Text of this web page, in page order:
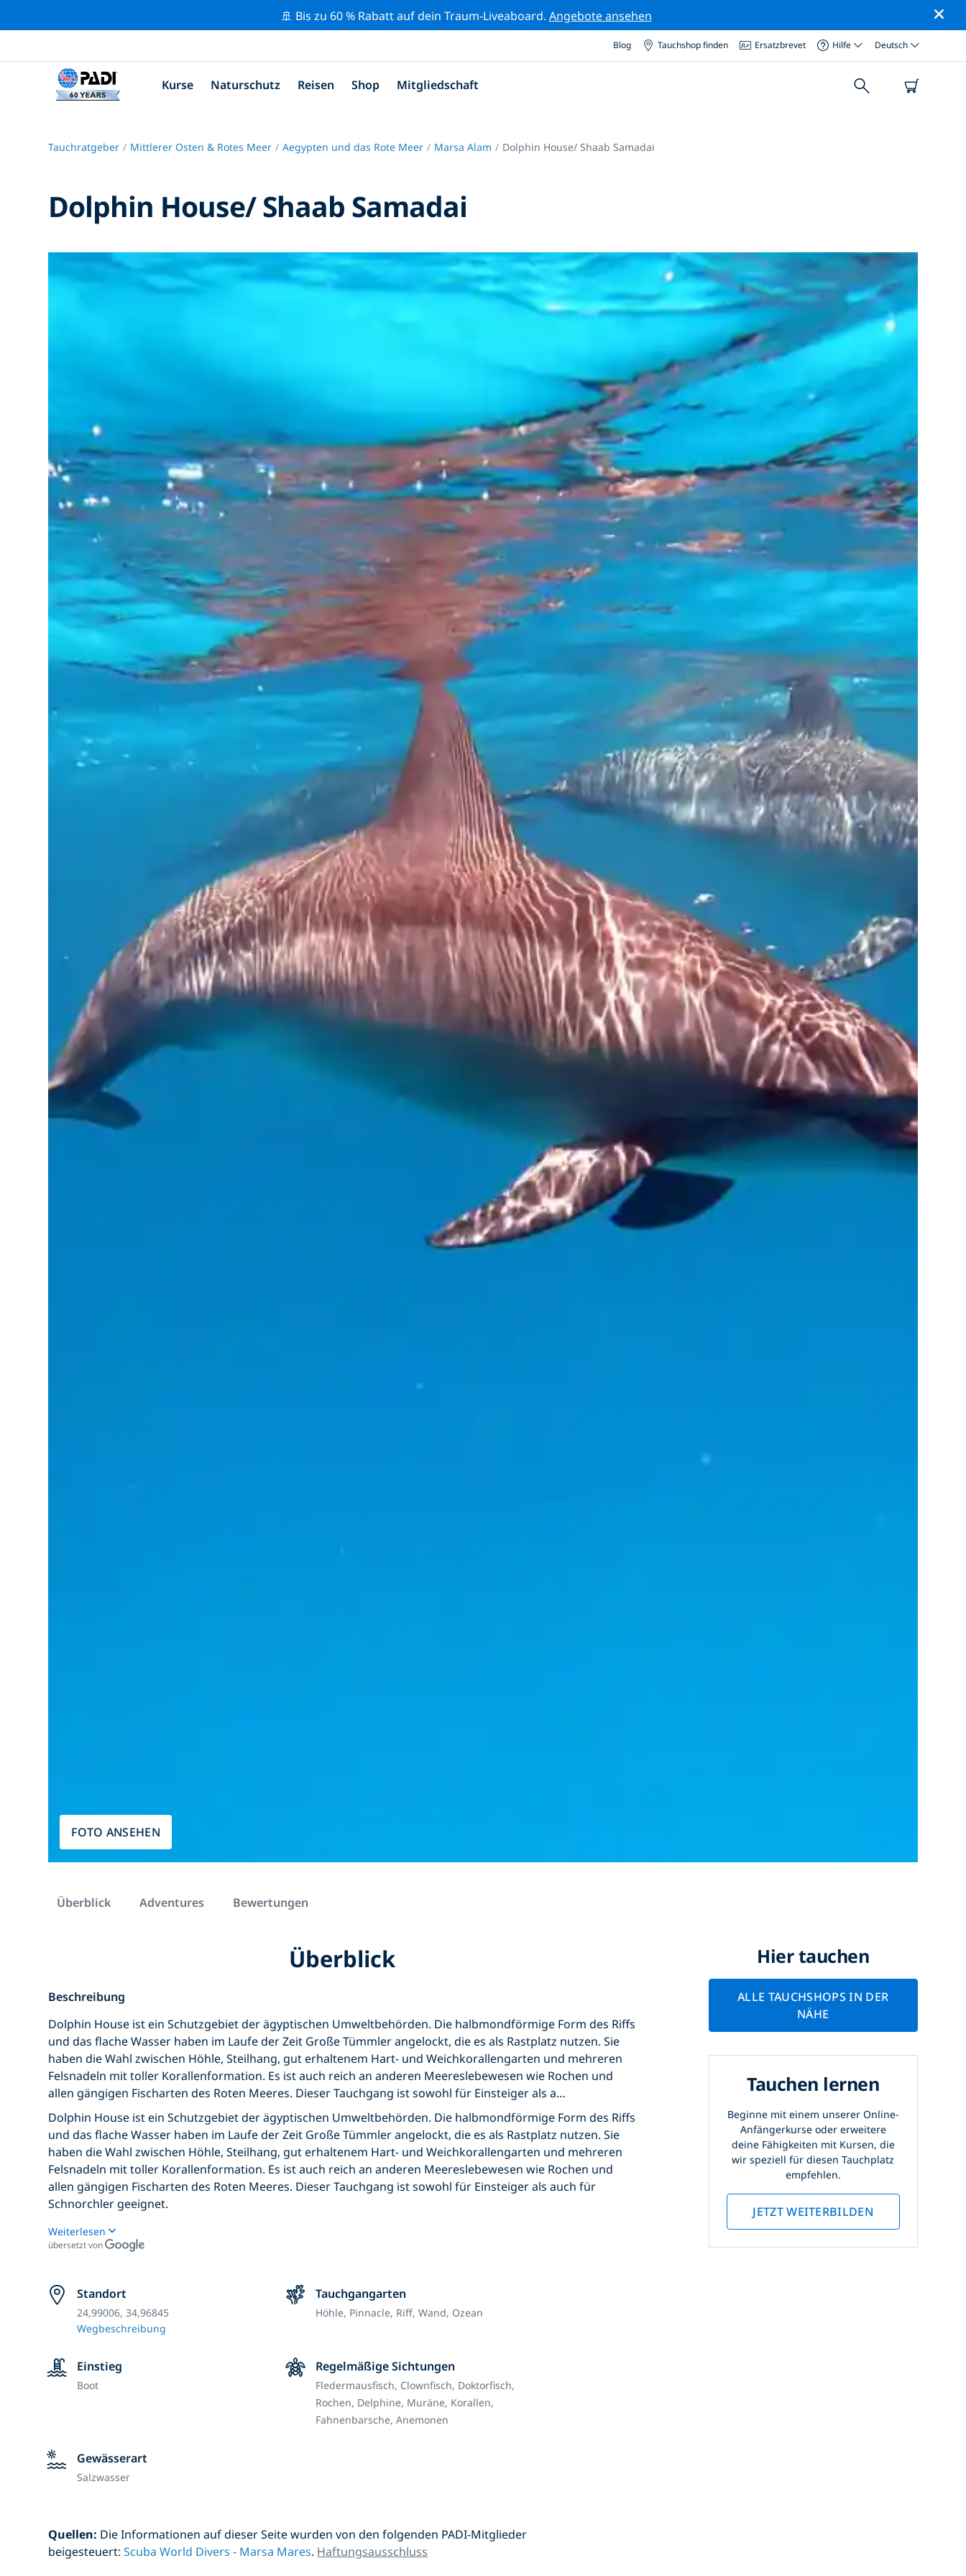
🚢 Bis zu 60 % Rabatt auf dein Traum-Liveaboard. Angebote ansehen
Blog Tauchshop finden Ersatzbrevet Hilfe Deutsch
Kurse Naturschutz Reisen Shop Mitgliedschaft
Tauchratgeber Mittlerer Osten & Rotes Meer Aegypten und das Rote Meer Marsa Alam Dolphin House/ Shaab Samadai
Dolphin House/ Shaab Samadai
FOTO ANSEHEN
Überblick Adventures Bewertungen
Überblick
Beschreibung
Dolphin House ist ein Schutzgebiet der ägyptischen Umweltbehörden. Die halbmondförmige Form des Riffs
und das flache Wasser haben im Laufe der Zeit Große Tümmler angelockt, die es als Rastplatz nutzen. Sie
haben die Wahl zwischen Höhle, Steilhang, gut erhaltenem Hart- und Weichkorallengarten und mehreren
Felsnadeln mit toller Korallenformation. Es ist auch reich an anderen Meereslebewesen wie Rochen und
allen gängigen Fischarten des Roten Meeres. Dieser Tauchgang ist sowohl für Einsteiger als a…
Dolphin House ist ein Schutzgebiet der ägyptischen Umweltbehörden. Die halbmondförmige Form des Riffs
und das flache Wasser haben im Laufe der Zeit Große Tümmler angelockt, die es als Rastplatz nutzen. Sie
haben die Wahl zwischen Höhle, Steilhang, gut erhaltenem Hart- und Weichkorallengarten und mehreren
Felsnadeln mit toller Korallenformation. Es ist auch reich an anderen Meereslebewesen wie Rochen und
allen gängigen Fischarten des Roten Meeres. Dieser Tauchgang ist sowohl für Einsteiger als auch für
Schnorchler geeignet.
Weiterlesen
übersetzt von
Standort
24,99006, 34,96845
Wegbeschreibung
Tauchgangarten
Höhle, Pinnacle, Riff,Wand, Ozean
Einstieg
Boot
Regelmäßige Sichtungen
Fledermausfisch, Clownfisch, Doktorfisch,
Rochen, Delphine, Muräne, Korallen,
Fahnenbarsche,Anemonen
Gewässerart
Salzwasser
Quellen: Die Informationen auf dieser Seite wurden von den folgenden PADI-Mitglieder
beigesteuert:Scuba World Divers - Marsa Mares. Haftungsausschluss
Hier tauchen
ALLE TAUCHSHOPS IN DER
NÄHE
Tauchen lernen
Beginne mit einem unserer Online-
Anfängerkurse oder erweitere
deine Fähigkeiten mit Kursen, die
wir speziell für diesen Tauchplatz
empfehlen.
JETZT WEITERBILDEN